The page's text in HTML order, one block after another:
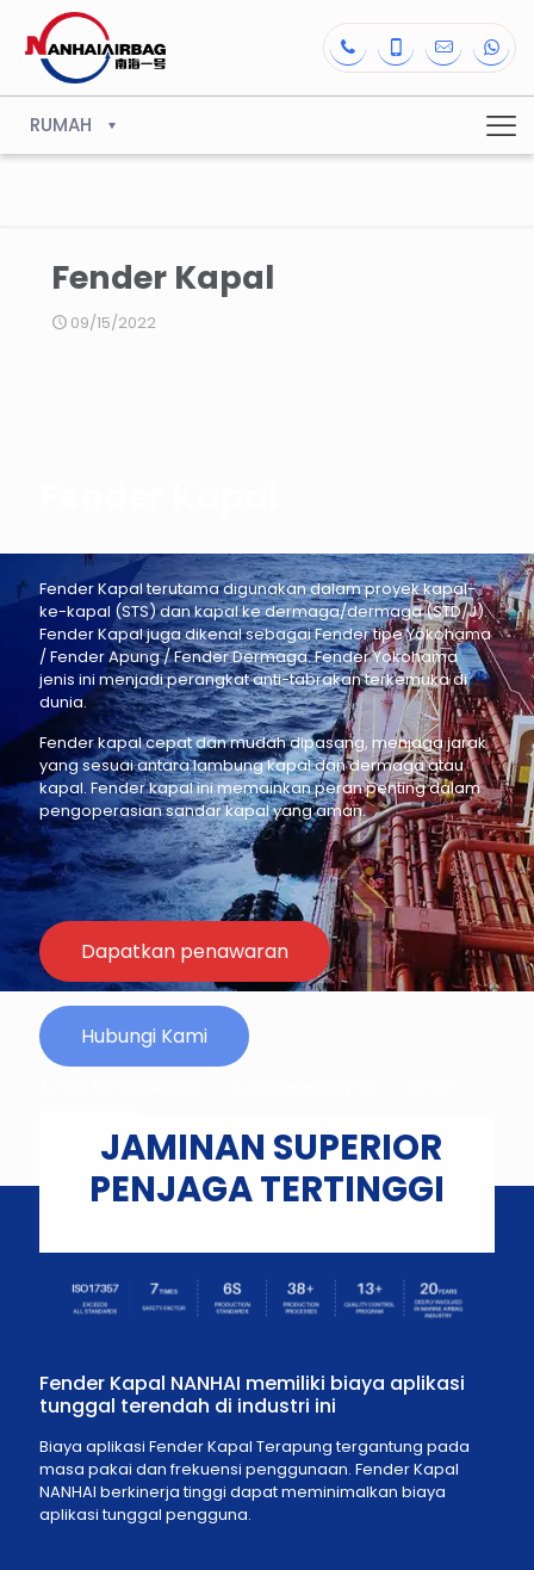
RUMAH
Fender Kapal
09/15/2022
Fender Kapal terutama digunakan dalam proyek kapal-
ke-kapal (STS) dan kapal ke dermaga/dermaga (STD/J).
Fender Kapal juga dikenal sebagai Fender tipe Yokohama
/ Fender Apung / Fender Dermaga. Fender Yokohama
jenis ini menjadi perangkat anti-tabrakan terkemuka di
dunia.
Fender kapal cepat dan mudah dipasang, menjaga jarak
yang sesuai antara lambung kapal dan dermaga atau
kapal. Fender kapal ini memainkan peran penting dalam
pengoperasian sandar kapal yang aman.
Dapatkan penawaran
Hubungi Kami
JAMINAN SUPERIOR
PENJAGA TERTINGGI
Fender Kapal NANHAI memiliki biaya aplikasi
tunggal terendah di industri ini
Biaya aplikasi Fender Kapal Terapung tergantung pada
masa pakai dan frekuensi penggunaan. Fender Kapal
NANHAI berkinerja tinggi dapat meminimalkan biaya
aplikasi tunggal pengguna.